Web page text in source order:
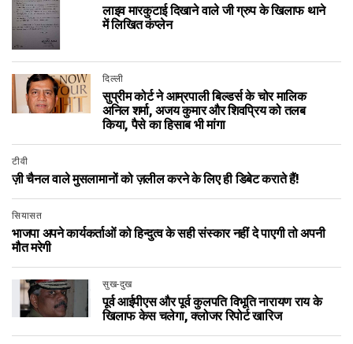
लाइव मारकुटाई दिखाने वाले जी ग्रुप के खिलाफ थाने
में लिखित कंप्लेन
दिल्ली
सुप्रीम कोर्ट ने आम्रपाली बिल्डर्स के चोर मालिक
अनिल शर्मा, अजय कुमार और शिवप्रिय को तलब
किया, पैसे का हिसाब भी मांगा
टीवी
ज़ी चैनल वाले मुसलामानों को ज़लील करने के लिए ही डिबेट कराते हैं!
सियासत
भाजपा अपने कार्यकर्ताओं को हिन्दुत्व के सही संस्कार नहीं दे पाएगी तो अपनी
मौत मरेगी
सुख-दुख
पूर्व आईपीएस और पूर्व कुलपति विभूति नारायण राय के
खिलाफ केस चलेगा, क्लोजर रिपोर्ट खारिज